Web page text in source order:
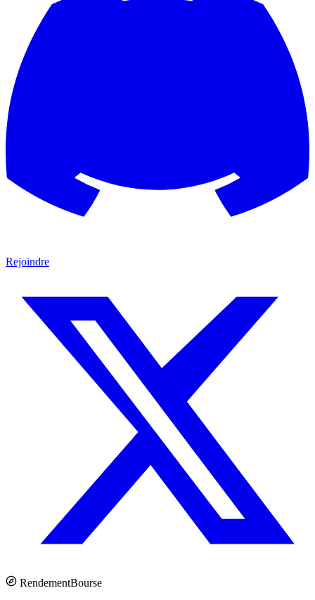
Rejoindre
RendementBourse